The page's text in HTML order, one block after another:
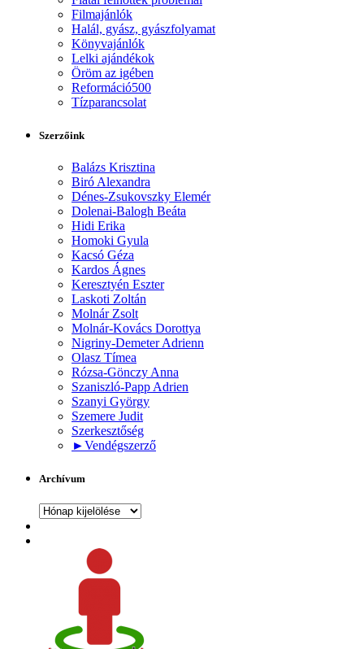
Filmajánlók
Halál, gyász, gyászfolyamat
Könyvajánlók
Lelki ajándékok
Öröm az igében
Reformáció500
Tízparancsolat
Szerzőink
Balázs Krisztina
Biró Alexandra
Dénes-Zsukovszky Elemér
Dolenai-Balogh Beáta
Hidi Erika
Homoki Gyula
Kacsó Géza
Kardos Ágnes
Keresztyén Eszter
Laskoti Zoltán
Molnár Zsolt
Molnár-Kovács Dorottya
Nigriny-Demeter Adrienn
Olasz Tímea
Rózsa-Gönczy Anna
Szaniszló-Papp Adrien
Szanyi György
Szemere Judit
Szerkesztőség
►Vendégszerző
Archívum
Archívum